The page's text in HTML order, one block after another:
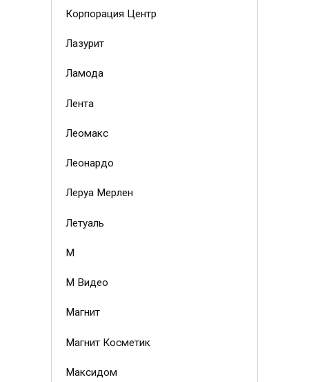
Корпорация Центр
Лазурит
Ламода
Лента
Леомакс
Леонардо
Леруа Мерлен
Летуаль
М
М Видео
Магнит
Магнит Косметик
Максидом